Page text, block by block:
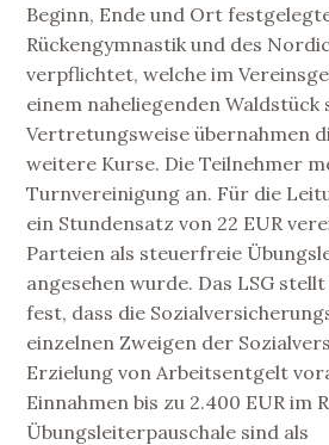
Beginn, Ende und Ort
Rückengymnastik und des
verpflichtet, welche im
einem naheliegenden
Vertretungsweise übernahmen
weitere Kurse. Die Teilnehmer
Turnvereinigung an. Für die
ein Stundensatz von 22 EUR
Parteien als steuerfreie
angesehen wurde. Das LSG
fest, dass die
einzelnen Zweigen der
Erzielung von Arbeitsentgelt
Einnahmen bis zu 2.400 EUR im
Übungsleiterpauschale sind als